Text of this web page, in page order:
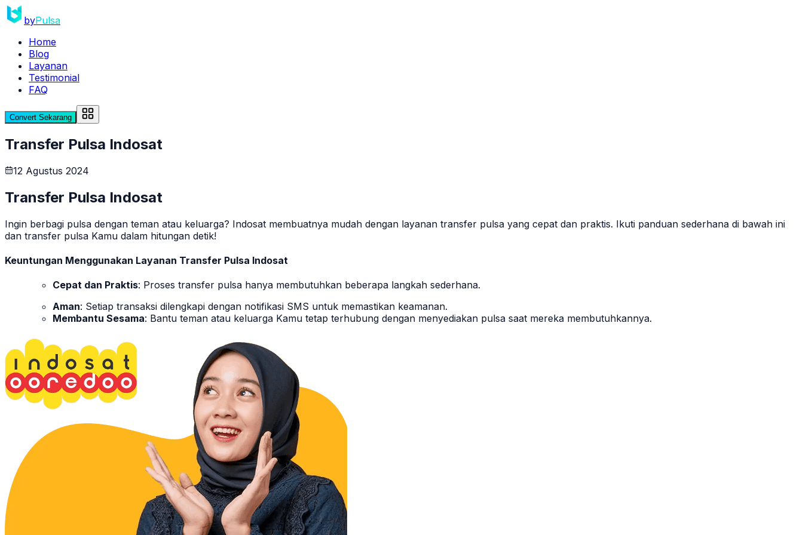
byPulsa
Home
Blog
Layanan
Testimonial
FAQ
Convert Sekarang
Transfer Pulsa Indosat
12 Agustus 2024
Transfer Pulsa Indosat
Ingin berbagi pulsa dengan teman atau keluarga? Indosat membuatnya mudah dengan layanan transfer pulsa yang cepat dan praktis. Ikuti panduan sederhana di bawah ini
dan transfer pulsa Kamu dalam hitungan detik!
Keuntungan Menggunakan Layanan Transfer Pulsa Indosat
Cepat dan Praktis: Proses transfer pulsa hanya membutuhkan beberapa langkah sederhana.
Aman: Setiap transaksi dilengkapi dengan notifikasi SMS untuk memastikan keamanan.
Membantu Sesama: Bantu teman atau keluarga Kamu tetap terhubung dengan menyediakan pulsa saat mereka membutuhkannya.